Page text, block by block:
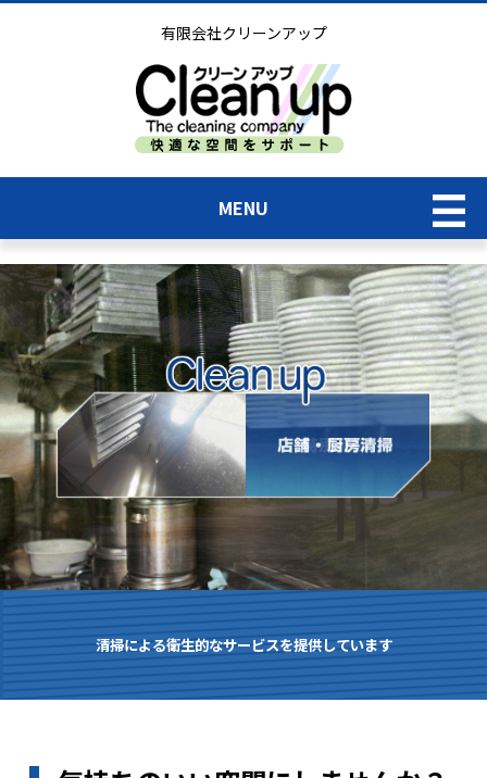
有限会社クリーンアップ
MENU
TOP
業務内容＆価格表
実績紹介一覧
新着情報一覧
清掃による衛生的なサービスを提供しています